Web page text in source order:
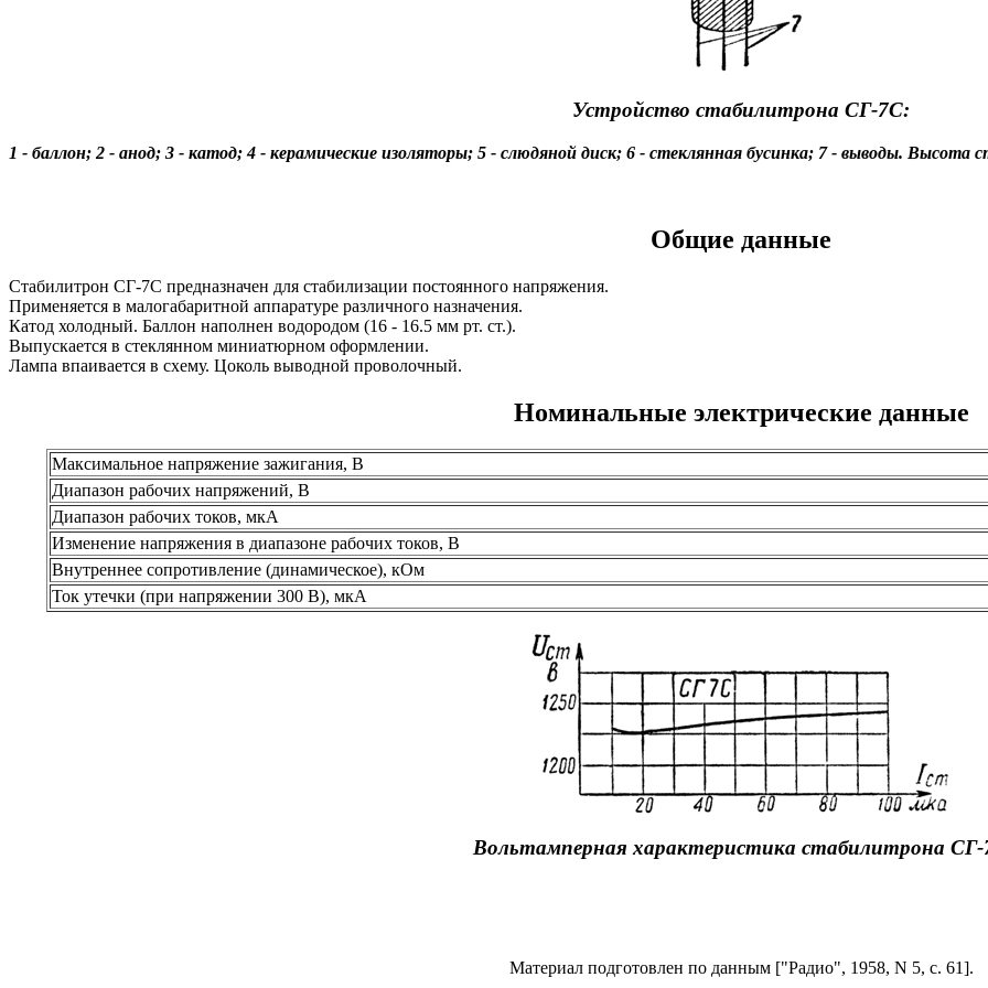
Устройство стабилитрона СГ-7С:
1 - баллон; 2 - анод; 3 - катод; 4 - керамические изоляторы; 5 - слюдяной диск; 6 - стеклянная бусинка; 7 - выводы.
Общие данные
Стабилитрон СГ-7С предназначен для стабилизации постоянного напряжения.
Применяется в малогабаритной аппаратуре различного назначения.
Катод холодный. Баллон наполнен водородом (16 - 16.5 мм рт. ст.).
Выпускается в стеклянном миниатюрном оформлении.
Лампа впаивается в схему. Цоколь выводной проволочный.
Номинальные электрические данные
Максимальное напряжение зажигания, В
Диапазон рабочих напряжений, В
Диапазон рабочих токов, мкА
Изменение напряжения в диапазоне рабочих токов, В
Внутреннее сопротивление (динамическое), кОм
Ток утечки (при напряжении 300 В), мкА
Вольтамперная характеристика стабилитрона
Материал подготовлен по данным ["Радио", 1958, N 5, с. 61].